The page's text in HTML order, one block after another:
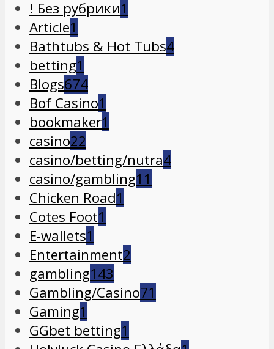
! Без рубрики1
Article1
Bathtubs & Hot Tubs4
betting1
Blogs674
Bof Casino1
bookmaker1
casino22
casino/betting/nutra4
casino/gambling11
Chicken Road1
Cotes Foot1
E-wallets1
Entertainment2
gambling143
Gambling/Casino71
Gaming1
GGbet betting1